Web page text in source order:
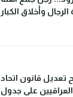
تعديل قانون اتحاد
على جدول